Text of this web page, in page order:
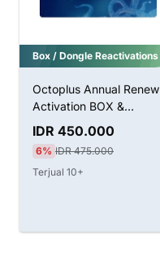
Box / Dongle Reactivations
Octoplus Annual Renew
Activation BOX &
Dongle
IDR 450.000
6% IDR 475.000
Terjual 10+